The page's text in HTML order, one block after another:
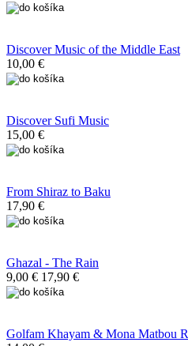
Discover Music of the Middle East
10,00 €
Discover Sufi Music
15,00 €
From Shiraz to Baku
17,90 €
Ghazal - The Rain
9,00 € 17,90 €
Golfam Khayam & Mona Matbou